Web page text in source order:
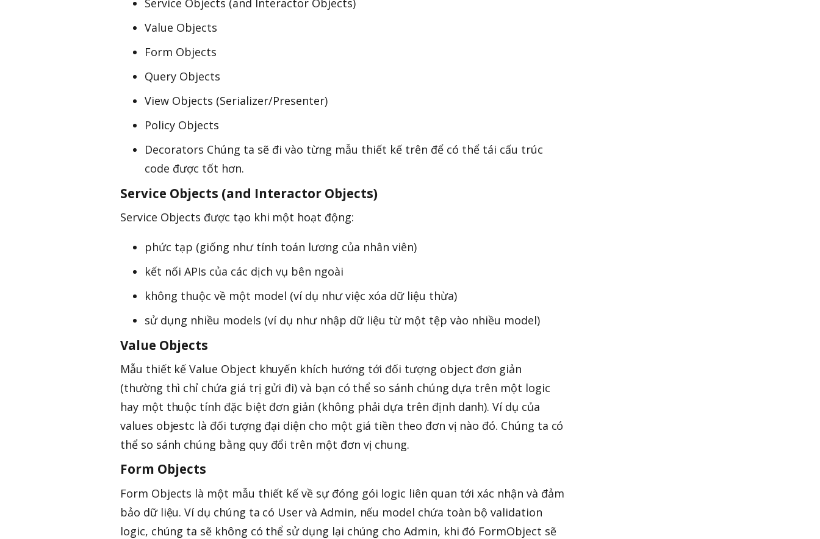
Service Objects (and Interactor Objects)
Value Objects
Form Objects
Query Objects
View Objects (Serializer/Presenter)
Policy Objects
Decorators Chúng ta sẽ đi vào từng mẫu thiết kế trên để có thể tái cấu trúc
code được tốt hơn.
Service Objects (and Interactor Objects)
Service Objects được tạo khi một hoạt động:
phức tạp (giống như tính toán lương của nhân viên)
kết nối APIs của các dịch vụ bên ngoài
không thuộc về một model (ví dụ như việc xóa dữ liệu thừa)
sử dụng nhiều models (ví dụ như nhập dữ liệu từ một tệp vào nhiều model)
Value Objects
Mẫu thiết kế Value Object khuyến khích hướng tới đối tượng object đơn giản
(thường thì chỉ chứa giá trị gửi đi) và bạn có thể so sánh chúng dựa trên một logic
hay một thuộc tính đặc biệt đơn giản (không phải dựa trên định danh). Ví dụ của
values objestc là đối tượng đại diện cho một giá tiền theo đơn vị nào đó. Chúng ta có
thể so sánh chúng bằng quy đổi trên một đơn vị chung.
Form Objects
Form Objects là một mẫu thiết kế về sự đóng gói logic liên quan tới xác nhận và đảm
bảo dữ liệu. Ví dụ chúng ta có User và Admin, nếu model chứa toàn bộ validation
logic, chúng ta sẽ không có thể sử dụng lại chúng cho Admin, khi đó FormObject sẽ